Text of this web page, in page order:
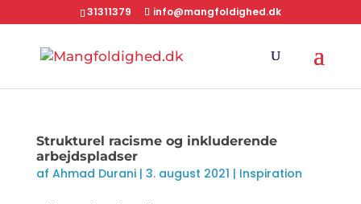
31311379 info@mangfoldighed.dk
Strukturel racisme og inkluderende
arbejdspladser
af Ahmad Durani| 3. august 2021 | Inspiration